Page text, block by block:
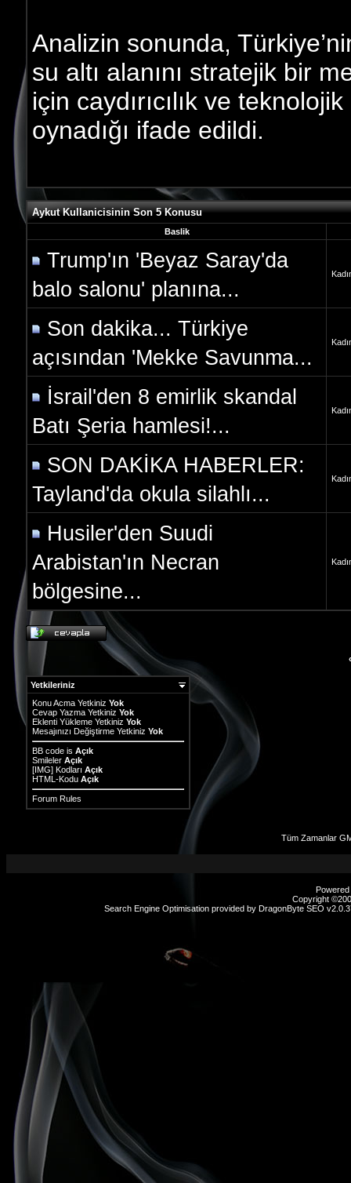
Analizin sonunda,
su altı alanını stratejik bir
için caydırıcılık ve
oynadığı ifade edildi.
Aykut Kullanicisinin Son 5 Konusu
Baslik
Trump'ın 'Beyaz Saray'da
balo salonu' planına...
Son dakika... Türkiye
açısından 'Mekke Savunma...
İsrail'den 8 emirlik skandal
Batı Şeria hamlesi!...
SON DAKİKA HABERLER:
Tayland'da okula silahlı...
Husiler'den Suudi
Arabistan'ın Necran
bölgesine...
Yetkileriniz
Konu Acma Yetkiniz Yok
Cevap Yazma Yetkiniz Yok
Eklenti Yükleme Yetkiniz Yok
Mesajınızı Değiştirme Yetkiniz Yok
BB code is Açık
Smileler Açık
[IMG] Kodları Açık
HTML-Kodu Açık
Forum Rules
Tüm Zamanlar
Copyright
Search Engine Optimisation provided by DragonByte SEO